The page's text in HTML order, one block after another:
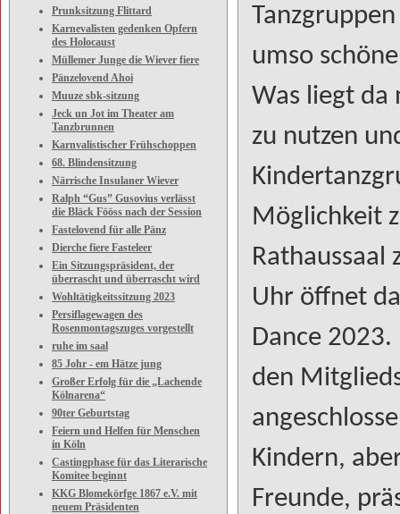
Prunksitzung Flittard
Karnevalisten gedenken Opfern
des Holocaust
Müllemer Junge die Wiever fiere
Pänzelovend Ahoi
Muuze sbk-sitzung
Jeck un Jot im Theater am
Tanzbrunnen
Karnvalistischer Frühschoppen
68. Blindensitzung
Närrische Insulaner Wiever
Ralph “Gus” Gusovius verlässt
die Bläck Fööss nach der Session
Fastelovend für alle Pänz
Dierche fiere Fasteleer
Ein Sitzungspräsident, der
überrascht und überrascht wird
Wohltätigkeitssitzung 2023
Persiflagewagen des
Rosenmontagszuges vorgestellt
ruhe im saal
85 Johr - em Hätze jung
Großer Erfolg für die „Lachende
Kölnarena“
90ter Geburtstag
Feiern und Helfen für Menschen
in Köln
Castingphase für das Literarische
Komitee beginnt
KKG Blomekörfge 1867 e.V. mit
neuem Präsidenten
umso
Was liegt da
zu nutzen
Möglichkeit
Rathaussaal
Uhr öffnet
Dance
den
Kindern,
Freunde,